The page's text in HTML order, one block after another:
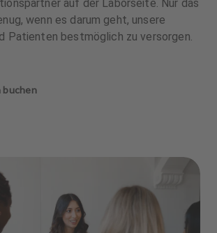
auf der Laborseite. Nur das
wenn es darum geht, unsere
Patienten bestmöglich zu versorgen.
buchen